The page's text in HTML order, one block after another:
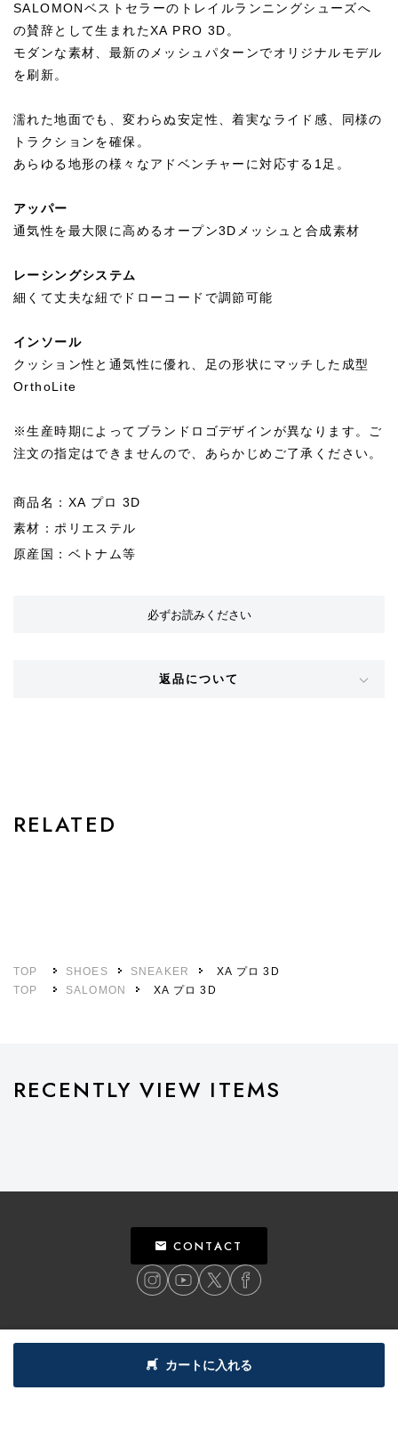
SALOMONベストセラーのトレイルランニングシューズへ
の賛辞として生まれたXA PRO 3D。
モダンな素材、最新のメッシュパターンでオリジナルモデル
を刷新。
濡れた地面でも、変わらぬ安定性、着実なライド感、同様の
トラクションを確保。
あらゆる地形の様々なアドベンチャーに対応する1足。
アッパー
通気性を最大限に高めるオープン3Dメッシュと合成素材
レーシングシステム
細くて丈夫な紐でドローコードで調節可能
インソール
クッション性と通気性に優れ、足の形状にマッチした成型
OrthoLite
※生産時期によってブランドロゴデザインが異なります。ご
注文の指定はできませんので、あらかじめご了承ください。
商品名：XA プロ 3D
素材：ポリエステル
原産国：ベトナム等
必ずお読みください
返品について
カートに入れる
RELATED
TOP SHOES SNEAKER
XA プロ 3D
TOP
SALOMON XA プロ 3D
RECENTLY VIEW ITEMS
CONTACT
特定商取引法による表記
利用規約
©2018 BILLY’S ENT